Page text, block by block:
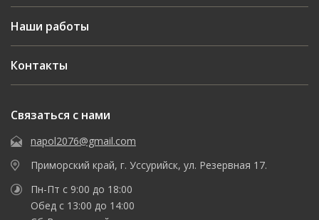
Наши работы
Контакты
Связаться с нами
napol2076@gmail.com
Приморский край, г. Уссурийск, ул. Резервная 17.
Пн-Пт с 9:00 до 18:00
Обед с 13:00 до 14:00